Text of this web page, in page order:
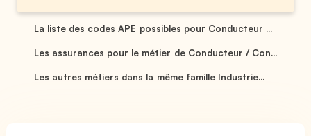
La liste des codes APE possibles pour Conducteur ...
Les assurances pour le métier de Conducteur / Con...
Les autres métiers dans la même famille Industrie...